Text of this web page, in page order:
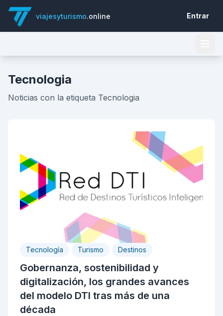
viajesyturismo.online Entrar
Tecnologia
Noticias con la etiqueta Tecnologia
Tecnología Turismo Destinos
Gobernanza, sostenibilidad y
digitalización, los grandes avances
del modelo DTI tras más de una
década